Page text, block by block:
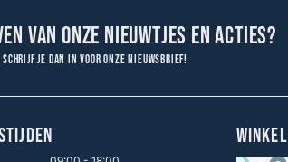
van onze nieuwtjes en acties?
schrijf je dan in voor onze nieuwsbrief!
WINKEL